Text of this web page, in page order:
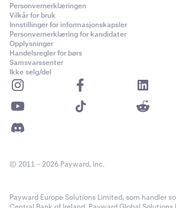
Personvernerklæringen
Vilkår for bruk
Innstillinger for informasjonskapsler
Personvernerklæring for kandidater
Opplysninger
Handelsregler for børs
Samsvarssenter
Ikke selg/del
© 2011 – 2026 Payward, Inc.
Payward Europe Solutions Limited, som handler